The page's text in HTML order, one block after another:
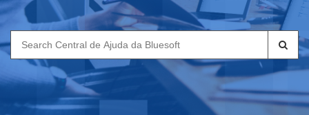
Search
for: